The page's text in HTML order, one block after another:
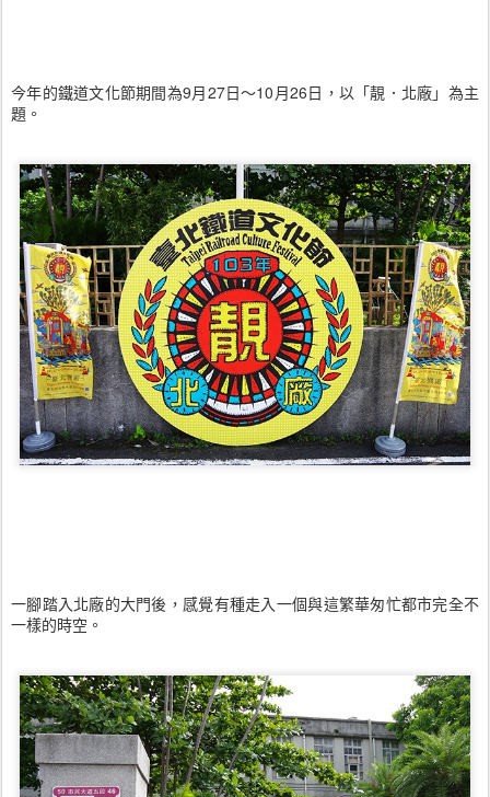
今年的鐵道文化節期間為9月27日～10月26日，以「靚．北廠」為主
題。
一腳踏入北廠的大門後，感覺有種走入一個與這繁華匆忙都市完全不
一樣的時空。